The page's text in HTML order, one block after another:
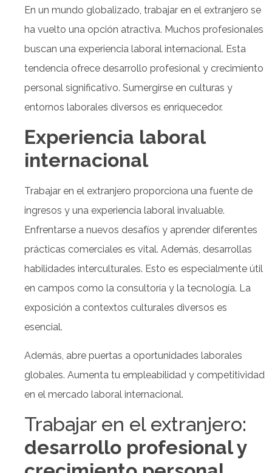
En un mundo globalizado, trabajar en el extranjero se
ha vuelto una opción atractiva. Muchos profesionales
buscan una experiencia laboral internacional. Esta
tendencia ofrece desarrollo profesional y crecimiento
personal significativo. Sumergirse en culturas y
entornos laborales diversos es enriquecedor.
Experiencia laboral
internacional
Trabajar en el extranjero proporciona una fuente de
ingresos y una experiencia laboral invaluable.
Enfrentarse a nuevos desafíos y aprender diferentes
prácticas comerciales es vital. Además, desarrollas
habilidades interculturales. Esto es especialmente útil
en campos como la consultoría y la tecnología. La
exposición a contextos culturales diversos es
esencial.
Además, abre puertas a oportunidades laborales
globales. Aumenta tu empleabilidad y competitividad
en el mercado laboral internacional.
Trabajar en el extranjero:
desarrollo profesional y